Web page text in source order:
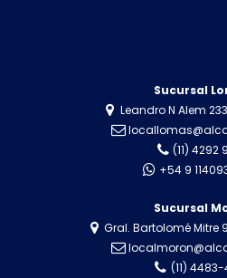
Sucursal
Leandro N Alem
(11) 4292
+54 9
Sucursal
Gral. Bartolomé Mitre
(11)